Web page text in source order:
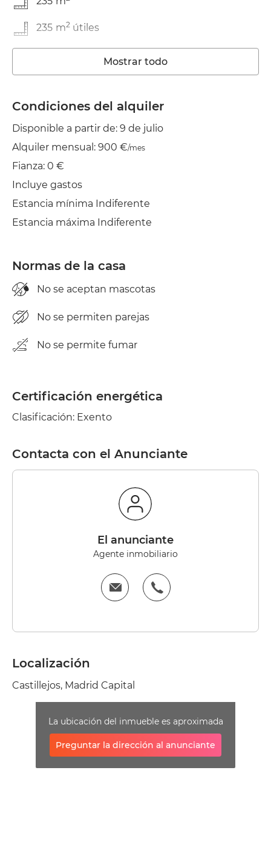
235 m2 útiles
Mostrar todo
Condiciones del alquiler
Disponible a partir de: 9 de julio
Alquiler mensual: 900 €/mes
Fianza: 0 €
Incluye gastos
Estancia mínima Indiferente
Estancia máxima Indiferente
Normas de la casa
No se aceptan mascotas
No se permiten parejas
No se permite fumar
Certificación energética
Clasificación: Exento
Contacta con el Anunciante
el anunciante
Agente inmobiliario
Localización
Castillejos, Madrid Capital
La ubicación del inmueble es aproximada
Preguntar la dirección al anunciante